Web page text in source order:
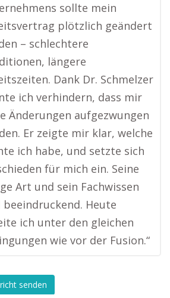
sollte mein
plötzlich geändert
– schlechtere
längere
Dank Dr. Schmelzer
ich verhindern, dass mir
Änderungen aufgezwungen
Er zeigte mir klar, welche
ich habe, und setzte sich
für mich ein. Seine
Art und sein Fachwissen
beeindruckend. Heute
ich unter den gleichen
wie vor der Fusion.“
senden